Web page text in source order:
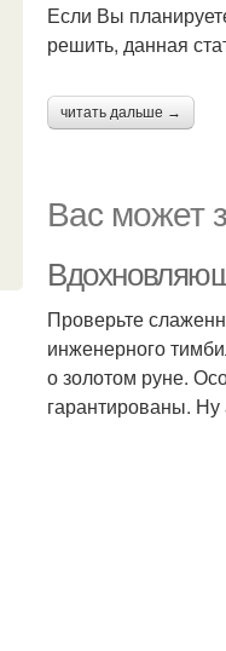
Если Вы
решить, данная
читать дальше →
Вас может
Проверьте
инженерного
о золотом руне.
гарантированы.